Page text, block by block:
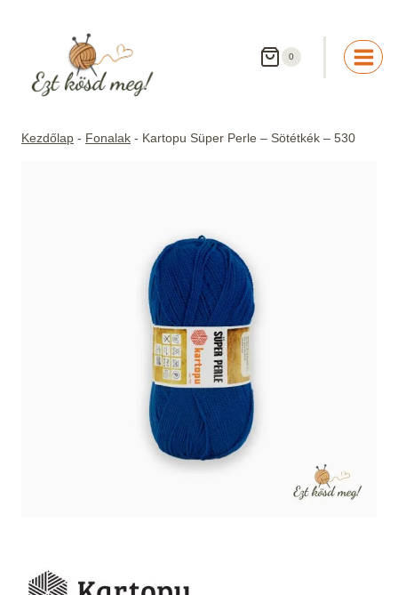
0
Kezdőlap - Fonalak - Kartopu Süper Perle – Sötétkék – 530